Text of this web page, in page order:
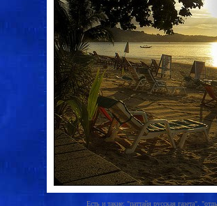
Есть и такие: "паттайя русская газета",